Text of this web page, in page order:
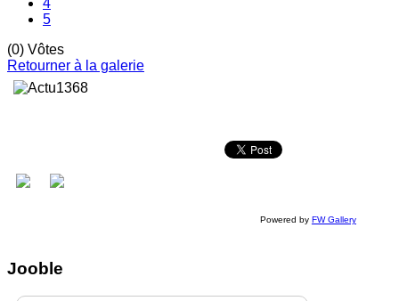
4
5
(0) Vôtes
Retourner à la galerie
Powered by FW Gallery
Jooble